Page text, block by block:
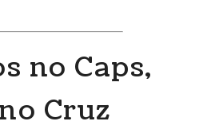
no Caps,
Cruz